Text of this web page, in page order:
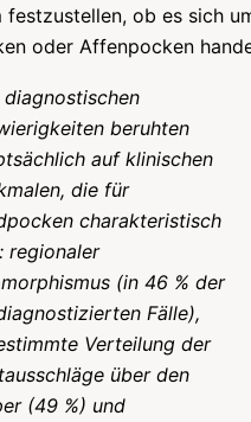
festzustellen, ob es sich
oder Affenpocken
diagnostischen
beruhten
auf klinischen
die für
charakteristisch
regionaler
(in 46 % der
Fälle),
Verteilung der
über den
(49 %) und